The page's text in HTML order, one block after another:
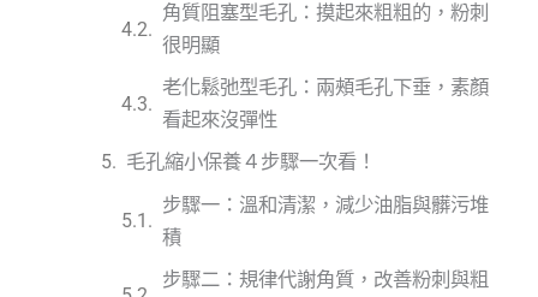
角質阻塞型毛孔：摸起來粗粗的，粉刺
很明顯
老化鬆弛型毛孔：兩頰毛孔下垂，素顏
看起來沒彈性
毛孔縮小保養４步驟一次看！
步驟一：溫和清潔，減少油脂與髒污堆
積
步驟二：規律代謝角質，改善粉刺與粗